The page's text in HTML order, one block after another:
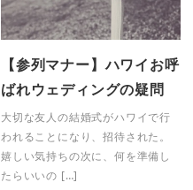
【参列マナー】ハワイお呼
ばれウェディングの疑問
大切な友人の結婚式がハワイで行
われることになり、招待された。
嬉しい気持ちの次に、何を準備し
たらいいの […]